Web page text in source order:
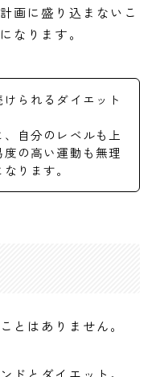
画に盛り込まないこ
なります。
られるダイエット
自分のレベルも上
の高い運動も無理
ります。
とはありません。